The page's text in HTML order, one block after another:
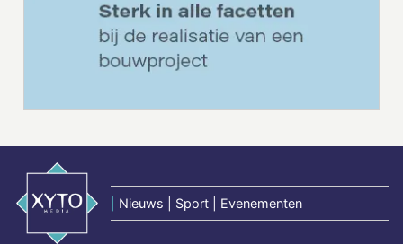
Nieuws | Sport | Evenementen